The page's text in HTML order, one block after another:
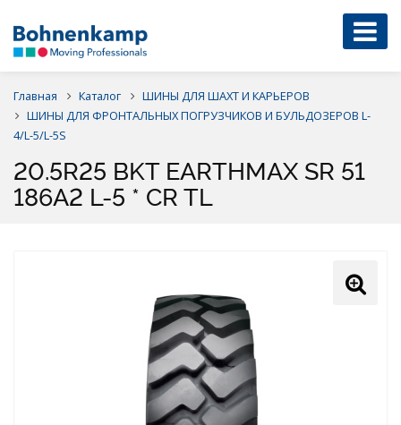
Главная Каталог
ШИНЫ ДЛЯ ШАХТ И КАРЬЕРОВ
ШИНЫ ДЛЯ ФРОНТАЛЬНЫХ ПОГРУЗЧИКОВ И БУЛЬДОЗЕРОВ L-
4/L-5/L-5S
20.5R25 BKT EARTHMAX SR 51
186A2 L-5 * CR TL